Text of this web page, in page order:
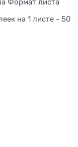
Формат листа
на 1 листе - 50